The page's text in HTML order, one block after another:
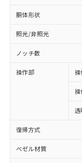
胴体形状
照光/非照光
ノッチ数
操作部
操
復帰方式
ベゼル材質